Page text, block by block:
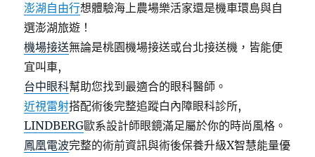
澎湖自由行想體驗海上農場樂活家還是機車環島與自
選澎湖旅遊！
機場接送無論是桃園機場接送或台北接送機，皆能便
宜叫車,
台中眼科幫助您找到最適合的眼科醫師。
近視雷射搭配術後完整追蹤白內障眼科診所,
LINDBERG歐系設計師眼鏡滿足屬於你的時尚風格。
鳳凰電波完整的術前資訊與術後保養升級X智慧能量優